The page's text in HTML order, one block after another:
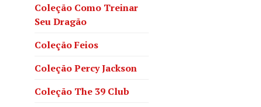
Coleção Como Treinar
Seu Dragão
Coleção Feios
Coleção Percy Jackson
Coleção The 39 Club